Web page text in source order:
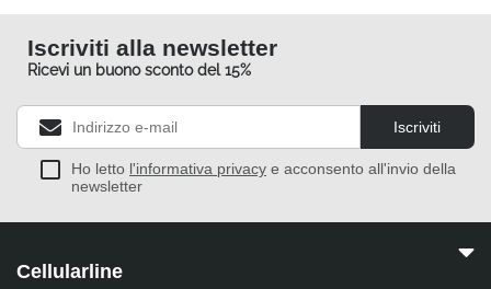
Iscriviti alla newsletter
Ricevi un buono sconto del 15%
Iscriviti
Ho letto l'informativa privacy e acconsento all'invio della
newsletter
Cellularline